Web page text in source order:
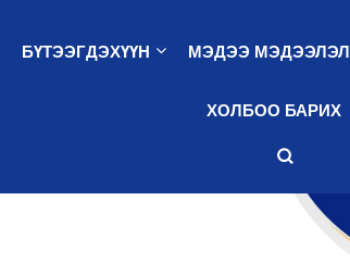
БҮТЭЭГДЭХҮҮН МЭДЭЭ МЭДЭЭЛЭЛ
ХОЛБОО БАРИХ